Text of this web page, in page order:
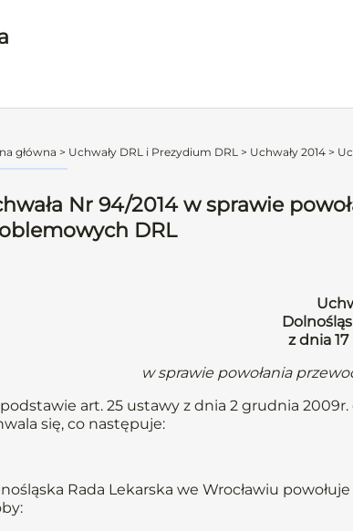
główna > Uchwały DRL i Prezydium DRL > Uchwały 2014 >
Nr 94/2014 w sprawie
DRL
z dnia
w sprawie powołania
art. 25 ustawy z dnia 2 grudnia 2009r.
się, co następuje:
Rada Lekarska we Wrocławiu